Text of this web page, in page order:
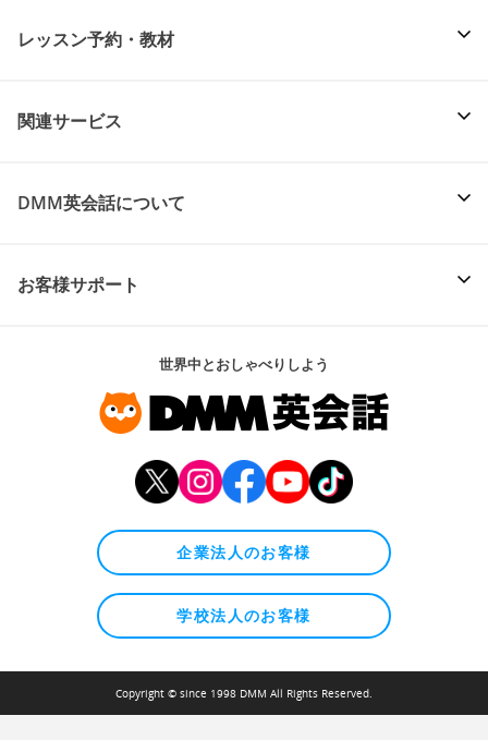
レッスン予約・教材
関連サービス
DMM英会話について
お客様サポート
世界中とおしゃべりしよう
企業法人のお客様
学校法人のお客様
Copyright © since 1998 DMM All Rights Reserved.